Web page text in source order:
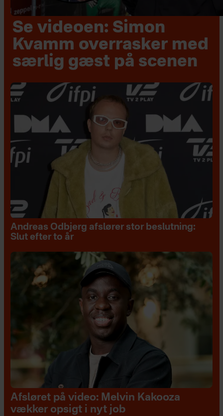
Se videoen: Simon
Kvamm overrasker med
særlig gæst på scenen
Andreas Odbjerg afslører stor beslutning:
Slut efter to år
Afsløret på video: Melvin Kakooza
vækker opsigt i nyt job